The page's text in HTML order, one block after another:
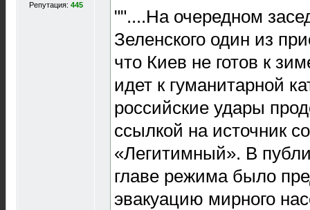
Репутация: 445
""....На очередном
Зеленского один из
что Киев не готов к
идет к гуманитарной
российские удары
ссылкой на источник
«Легитимный». В
главе режима было
эвакуацию мирного